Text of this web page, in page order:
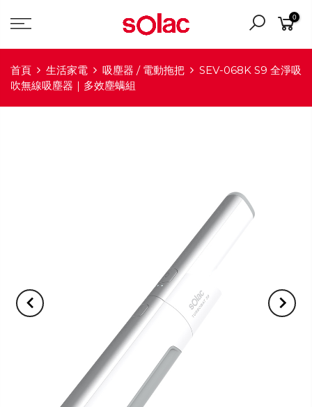
0
首頁 生活家電 吸塵器 / 電動拖把
SEV-068K S9 全淨吸
吹無線吸塵器｜多效塵螨組